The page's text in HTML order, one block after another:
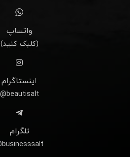
واتساپ
(کلیک کنید)
اینستاگرام
beautisalt@
تلگرام
businesssalt@